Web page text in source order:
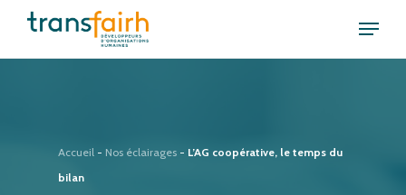
Menu
Accueil - Nos éclairages - L’AG coopérative, le temps du
bilan
Close